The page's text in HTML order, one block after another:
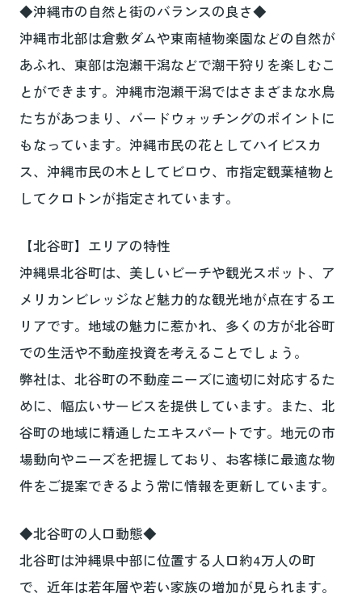
◆沖縄市の自然と街のバランスの良さ◆
沖縄市北部は倉敷ダムや東南植物楽園などの自然が
あふれ、東部は泡瀬干潟などで潮干狩りを楽しむこ
とができます。沖縄市泡瀬干潟ではさまざまな水鳥
たちがあつまり、バードウォッチングのポイントに
もなっています。沖縄市民の花としてハイビスカ
ス、沖縄市民の木としてビロウ、市指定観葉植物と
してクロトンが指定されています。
【北谷町】エリアの特性
沖縄県北谷町は、美しいビーチや観光スポット、ア
メリカンビレッジなど魅力的な観光地が点在するエ
リアです。地域の魅力に惹かれ、多くの方が北谷町
での生活や不動産投資を考えることでしょう。
弊社は、北谷町の不動産ニーズに適切に対応するた
めに、幅広いサービスを提供しています。また、北
谷町の地域に精通したエキスパートです。地元の市
場動向やニーズを把握しており、お客様に最適な物
件をご提案できるよう常に情報を更新しています。
◆北谷町の人口動態◆
北谷町は沖縄県中部に位置する人口約4万人の町
で、近年は若年層や若い家族の増加が見られます。